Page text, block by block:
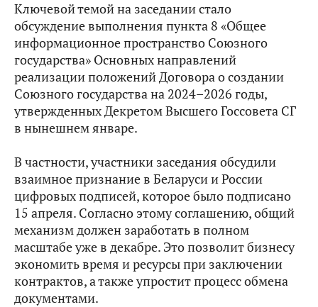
Ключевой темой на заседании стало
обсуждение выполнения пункта 8 «Общее
информационное пространство Союзного
государства» Основных направлений
реализации положений Договора о создании
Союзного государства на 2024–2026 годы,
утвержденных Декретом Высшего Госсовета СГ
в нынешнем январе.
В частности, участники заседания обсудили
взаимное признание в Беларуси и России
цифровых подписей, которое было подписано
15 апреля. Согласно этому соглашению, общий
механизм должен заработать в полном
масштабе уже в декабре. Это позволит бизнесу
экономить время и ресурсы при заключении
контрактов, а также упростит процесс обмена
документами.